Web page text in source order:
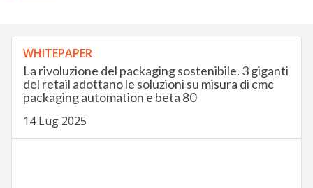
WHITEPAPER
La rivoluzione del packaging sostenibile. 3 giganti
del retail adottano le soluzioni su misura di cmc
packaging automation e beta 80
14 Lug 2025